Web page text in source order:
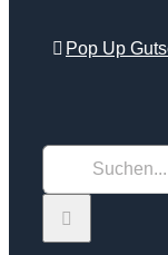
Pop Up
nach: